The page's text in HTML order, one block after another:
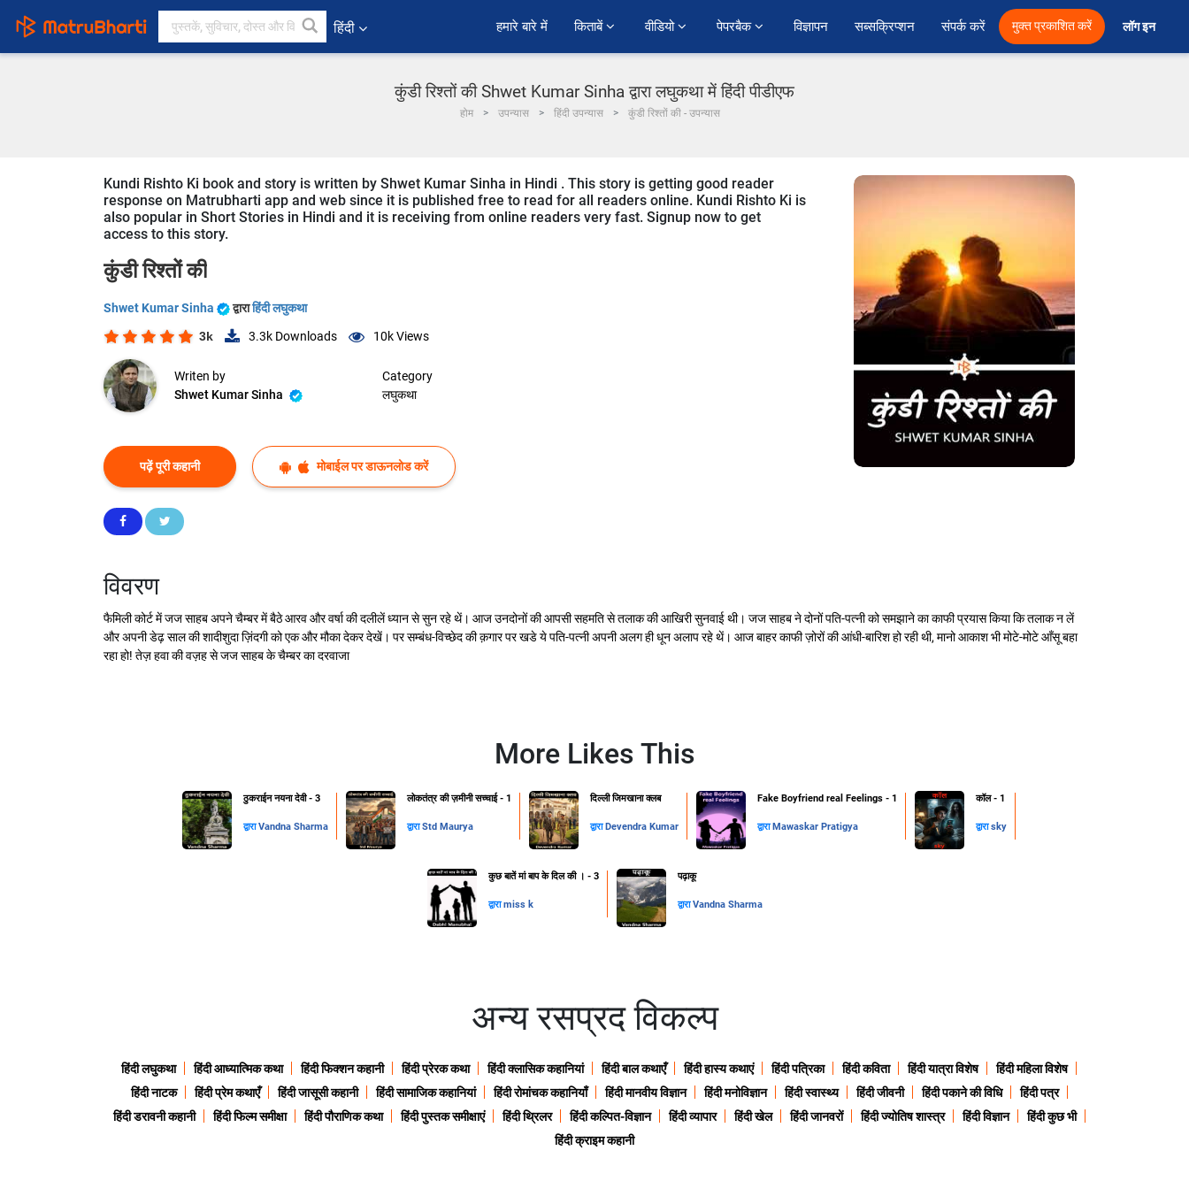
हिंदी हमारे बारे में किताबें वीडियो पेपरबैक विज्ञापन सब्सक्रिप्शन संपर्क करें मुक्त प्रकाशित करें लॉग इन
कुंडी रिश्तों की Shwet Kumar Sinha द्वारा लघुकथा में हिंदी पीडीएफ
होम उपन्यास हिंदी उपन्यास कुंडी रिश्तों की - उपन्यास
Kundi Rishto Ki book and story is written by Shwet Kumar Sinha in Hindi . This story is getting good reader
response on Matrubharti app and web since it is published free to read for all readers online. Kundi Rishto Ki is
also popular in Short Stories in Hindi and it is receiving from online readers very fast. Signup now to get
access to this story.
कुंडी रिश्तों की
Shwet Kumar Sinha द्वाराहिंदी लघुकथा
3k 3.3k Downloads 10kViews
Writen by
Shwet Kumar Sinha
Category
लघुकथा
पढ़ें पूरी कहानी मोबाईल पर डाऊनलोड करें
विवरण
फैमिली कोर्ट में जज साहब अपने चैम्बर में बैठे आरव और वर्षा की दलीलें ध्यान से सुन रहे थें। आज उनदोनों की आपसी सहमति से तलाक की आखिरी सुनवाई थी। जज साहब ने दोनों पति-पत्नी को समझाने का काफी प्रयास किया कि तलाक न लें
और अपनी डेढ़ साल की शादीशुदा ज़िंदगी को एक और मौका देकर देखें। पर सम्बंध-विच्छेद की क़गार पर खडे ये पति-पत्नी अपनी अलग ही धून अलाप रहे थें। आज बाहर काफी ज़ोरों की आंधी-बारिश हो रही थी, मानो आकाश भी मोटे-मोटे आँसू बहा
रहा हो! तेज़ हवा की वज़ह से जज साहब के चैम्बर का दरवाजा
More Likes This
ठुकराईन नयना देवी - 3
द्वाराVandna Sharma
लोकतंत्र की ज़मीनी सच्चाई - 1
द्वाराStd Maurya
दिल्ली जिमखाना क्लब
द्वारा Devendra Kumar
Fake Boyfriend real Feelings - 1
द्वारा Mawaskar Pratigya
कॉल - 1
द्वाराsky
कुछ बातें मां बाप के दिल की । - 3
द्वाराmiss k
पढ़ाकू
द्वाराVandna Sharma
अन्य रसप्रद विकल्प
हिंदी लघुकथा हिंदी आध्यात्मिक कथा हिंदी फिक्शन कहानी हिंदी प्रेरक कथा हिंदी क्लासिक कहानियां हिंदी बाल कथाएँ हिंदी हास्य कथाएं हिंदी पत्रिका हिंदी कविता हिंदी यात्रा विशेष
हिंदी महिला विशेष
हिंदी नाटक
हिंदी प्रेम कथाएँ हिंदी जासूसी कहानी हिंदी सामाजिक कहानियां हिंदी रोमांचक कहानियाँ हिंदी मानवीय विज्ञान हिंदी मनोविज्ञान हिंदी स्वास्थ्य हिंदी जीवनी हिंदी पकाने की विधि
हिंदी पत्र
हिंदी डरावनी कहानी
हिंदी फिल्म समीक्षा हिंदी पौराणिक कथा हिंदी पुस्तक समीक्षाएं हिंदी थ्रिलर हिंदी कल्पित-विज्ञान हिंदी व्यापार हिंदी खेल हिंदी जानवरों हिंदी ज्योतिष शास्त्र हिंदी विज्ञान
हिंदी कुछ भी
हिंदी क्राइम कहानी